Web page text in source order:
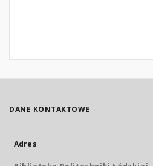
DANE KONTAKTOWE
Adres